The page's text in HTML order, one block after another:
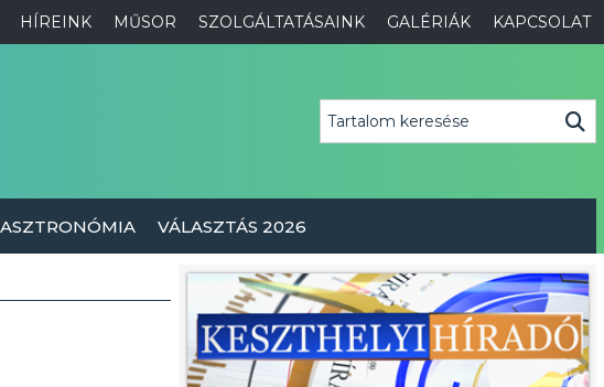
HÍREINK MŰSOR SZOLGÁLTATÁSAINK GALÉRIÁK KAPCSOLAT
VÁLASZTÁS 2026